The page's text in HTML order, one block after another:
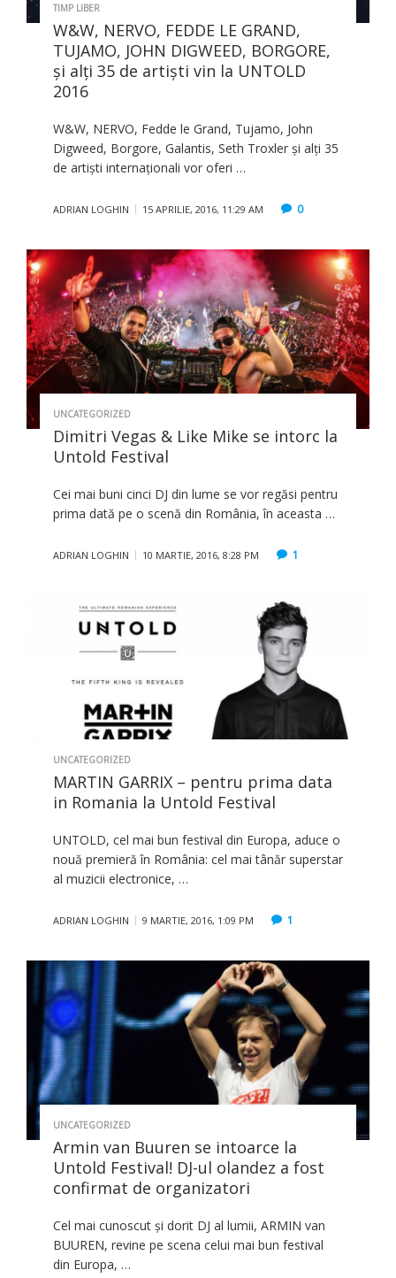
TIMP LIBER
W&W, NERVO, FEDDE LE GRAND,
TUJAMO, JOHN DIGWEED, BORGORE,
şi alţi 35 de artişti vin la UNTOLD
2016
W&W, NERVO, Fedde le Grand, Tujamo, John
Digweed, Borgore, Galantis, Seth Troxler și alți 35
de artiști internaționali vor oferi …
ADRIAN LOGHIN 15 APRILIE, 2016, 11:29 AM 0
UNCATEGORIZED
Dimitri Vegas & Like Mike se intorc la
Untold Festival
Cei mai buni cinci DJ din lume se vor regăsi pentru
prima dată pe o scenă din România, în aceasta …
ADRIAN LOGHIN 10 MARTIE, 2016, 8:28 PM 1
UNCATEGORIZED
MARTIN GARRIX – pentru prima data
in Romania la Untold Festival
UNTOLD, cel mai bun festival din Europa, aduce o
nouă premieră în România: cel mai tânăr superstar
al muzicii electronice, …
ADRIAN LOGHIN 9 MARTIE, 2016, 1:09 PM 1
UNCATEGORIZED
Armin van Buuren se intoarce la
Untold Festival! DJ-ul olandez a fost
confirmat de organizatori
Cel mai cunoscut și dorit DJ al lumii, ARMIN van
BUUREN, revine pe scena celui mai bun festival
din Europa, …